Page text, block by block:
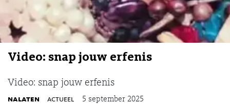
Video: snap jouw erfenis
Video: snap jouw erfenis
nalaten actueel 5 september 2025